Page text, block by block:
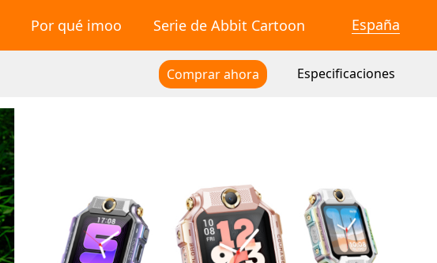
Por qué imoo Serie de Abbit Cartoon España
Comprar ahora Especificaciones